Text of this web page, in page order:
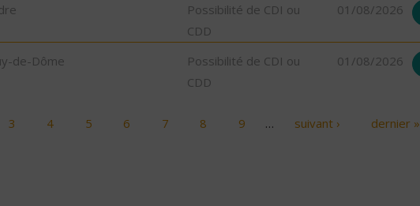
Possibilité de CDI ou
CDD
01/08/2026
de-Dôme
Possibilité de CDI ou
CDD
01/08/2026
3 4 5 6 7 8 9 … suivant › dernier »